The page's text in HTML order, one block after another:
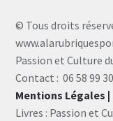
© Tous droits
Passion et Culture
Contact : 06 58 99
Mentions Légales
Livres : Passion et